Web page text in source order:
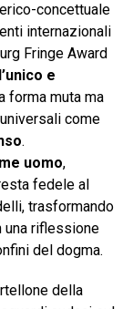
concettuale
internazionali
Fringe Award
e
forma muta ma
come
.
uomo,
fedele al
trasformando
una riflessione
del dogma.
della